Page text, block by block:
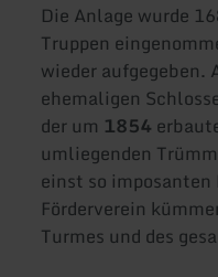
Die Anlage wurde
Truppen
wieder aufgegeben.
ehemaligen
der um 1854
umliegenden
einst so
Förderverein
Turmes und des